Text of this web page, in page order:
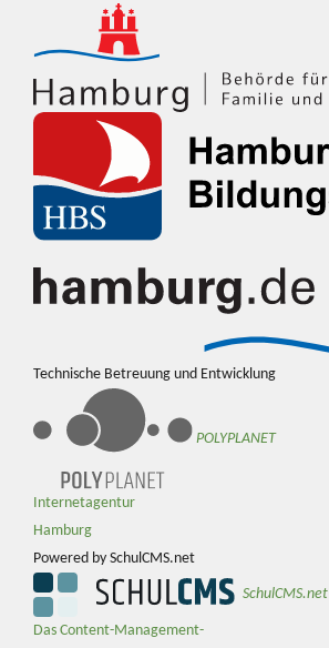
Technische Betreuung und Entwicklung
POLYPLANET
Internetagentur
Hamburg
Powered by SchulCMS.net
SchulCMS.net
Das Content-Management-